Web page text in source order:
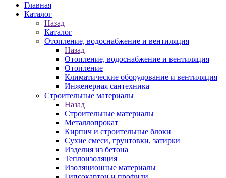
Главная
Каталог
Назад
Каталог
Отопление, водоснабжение и вентиляция
Назад
Отопление, водоснабжение и вентиляция
Отопление
Климатические оборудование и вентиляция
Инженерная сантехника
Строительные материалы
Назад
Строительные материалы
Металлопрокат
Кирпич и строительные блоки
Сухие смеси, грунтовки, затирки
Изделия из бетона
Теплоизоляция
Изоляционные материалы